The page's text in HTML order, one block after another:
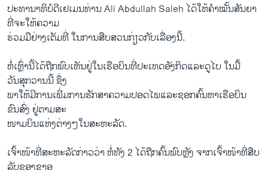
ປະທານາທິບໍດີເຢເມນທ່ານ Ali Abdullah Saleh ໄດ້ໃຫ້ຄຳໝັ້ນສັນຍາ
ທີ່ຈະໃຫ້ຄວາມ
ຮ່ວມມືຢ່າງເຕັມທີ່ ໃນການສືບສວນກ່ຽວກັບເລື່ອງນີ້.
ຫໍ່ເຫຼົ່ານີ້ໄດ້ຖືກພົບເຫັນຢູ່ໃນເຮືອບິນທີ່ປະເທດອັງກິດແລະດູໄບ ໃນມື້
ວັນສຸກວານນີ້ ຊຶ່ງ
ພາໃຫ້ມີການເພີ່ມການຮັກສາຄວາມປອດໄພແລະຊອກຄົ້ນຫາເຮືອບິນ
ຂົນສົ່ງ ຢູ່ຕາມສະ
ໜາມບິນແຫ່ງຕ່າງໆໃນສະຫະລັດ.
ເຈົ້າໜ້າທີ່ສະຫະລັດກ່າວວ່າ ຫໍ່ທັງ 2 ໄດ້ຖືກຄົ້ນພົບຫຼັງ ຈາກເຈົ້າໜ້າທີ່ສືບ